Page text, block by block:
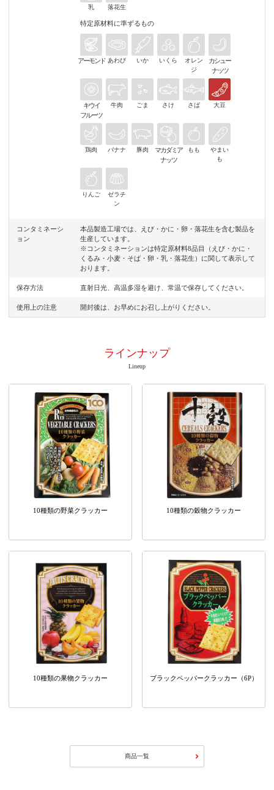
乳 落花生
特定原材料に準ずるもの
アーモンド あわび いか いくら
オレン
ジ
カシュー
ナッツ
キウイ
フルーツ
牛肉 ごま さけ さば 大豆
鶏肉 バナナ 豚肉
マカダミア
ナッツ
もも
やまい
も
りんご
ゼラチ
ン
コンタミネーシ
ョン
本品製造工場では、えび・かに・卵・落花生を含む製品を
生産しています。
※コンタミネーションは特定原材料8品目（えび・かに・
くるみ・小麦・そば・卵・乳・落花生）に関して表示して
おります。
保存方法 直射日光、高温多湿を避け、常温で保存してください。
使用上の注意 開封後は、お早めにお召し上がりください。
ラインナップ
Lineup
10種類の野菜クラッカー 10種類の穀物クラッカー
10種類の果物クラッカー ブラックペッパークラッカー（6P）
商品一覧